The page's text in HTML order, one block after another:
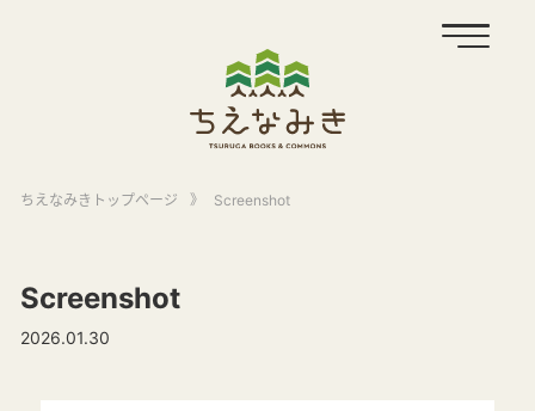
ちえなみきトップページ 》 Screenshot
Screenshot
2026.01.30